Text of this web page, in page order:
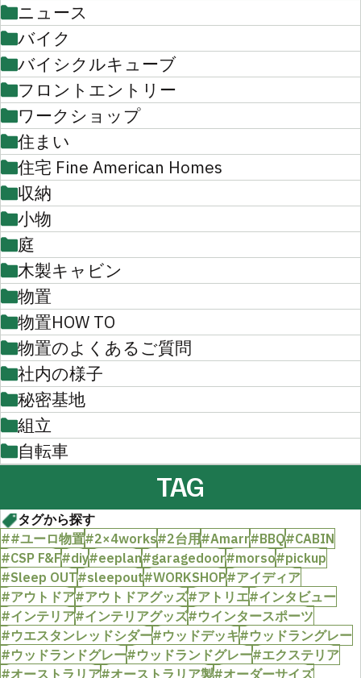
ニュース
バイク
バイシクルキューブ
フロントエントリー
ワークショップ
住まい
住宅 Fine American Homes
収納
小物
庭
木製キャビン
物置
物置HOW TO
物置のよくあるご質問
社内の様子
秘密基地
組立
自転車
TAG
タグから探す
##ユーロ物置#2×4works#2台用#Amarr#BBQ#CABIN
#CSP F&F#diy#eeplan#garagedoor#morso#pickup
#Sleep OUT#sleepout#WORKSHOP#アイディア
#アウトドア#アウトドアグッズ#アトリエ#インタビュー
#インテリア#インテリアグッズ#ウインタースポーツ
#ウエスタンレッドシダー#ウッドデッキ#ウッドラングレー
#ウッドランドグレー#ウッドランドグレー#エクステリア
#オーストラリア#オーストラリア製#オーダーサイズ